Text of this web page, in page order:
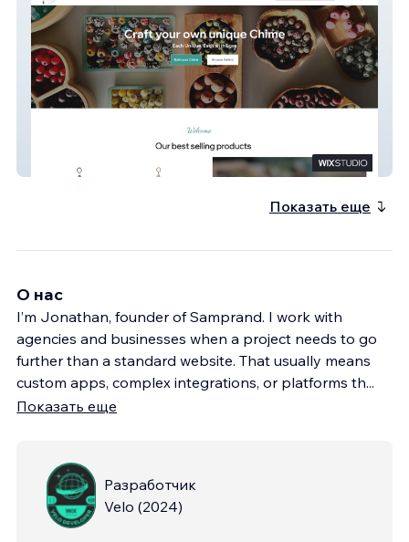
Chimes by Design
Показать еще
О нас
I’m Jonathan, founder of Samprand. I work with
agencies and businesses when a project needs to go
further than a standard website. That usually means
custom apps, complex integrations, or platforms th...
Показать еще
Разработчик
Velo (2024)